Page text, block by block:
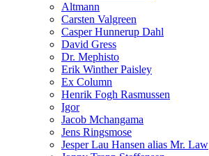
Altmann
Carsten Valgreen
Casper Hunnerup Dahl
David Gress
Dr. Mephisto
Erik Winther Paisley
Ex Column
Henrik Fogh Rasmussen
Igor
Jacob Mchangama
Jens Ringsmose
Jesper Lau Hansen alias Mr. Law